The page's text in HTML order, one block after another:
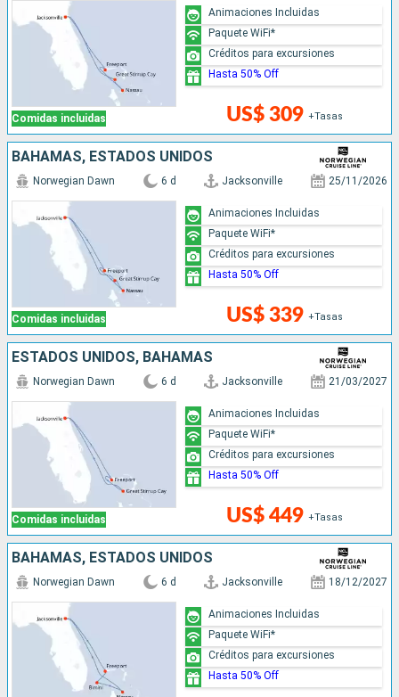
Comidas incluidas US$ 309 +Tasas
Animaciones Incluidas
Paquete WiFi*
Créditos para excursiones
Hasta 50% Off
BAHAMAS, ESTADOS UNIDOS
Comidas incluidas
Norwegian Dawn 6 d Jacksonville 25/11/2026
US$ 339 +Tasas
Animaciones Incluidas
Paquete WiFi*
Créditos para excursiones
Hasta 50% Off
ESTADOS UNIDOS, BAHAMAS
Comidas incluidas
Norwegian Dawn 6 d Jacksonville 21/03/2027
US$ 449 +Tasas
Animaciones Incluidas
Paquete WiFi*
Créditos para excursiones
Hasta 50% Off
BAHAMAS, ESTADOS UNIDOS
Norwegian Dawn 6 d Jacksonville 18/12/2027
Animaciones Incluidas
Paquete WiFi*
Créditos para excursiones
Hasta 50% Off